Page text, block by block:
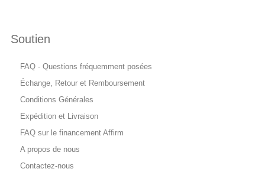
Soutien
FAQ - Questions fréquemment posées
Échange, Retour et Remboursement
Conditions Générales
Expédition et Livraison
FAQ sur le financement Affirm
A propos de nous
Contactez-nous